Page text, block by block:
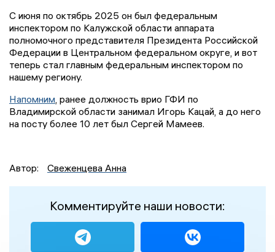
С июня по октябрь 2025 он был федеральным
инспектором по Калужской области аппарата
полномочного представителя Президента Российской
Федерации в Центральном федеральном округе, и вот
теперь стал главным федеральным инспектором по
нашему региону.
Напомним , ранее должность врио ГФИ по
Владимирской области занимал Игорь Кацай, а до него
на посту более 10 лет был Сергей Мамеев.
Автор: Свеженцева Анна
Комментируйте наши новости: